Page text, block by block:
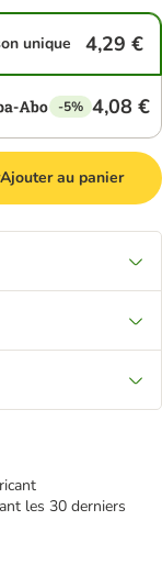
unique 4,29 €
-5% 4,08 €
Ajouter au panier
les 30 derniers